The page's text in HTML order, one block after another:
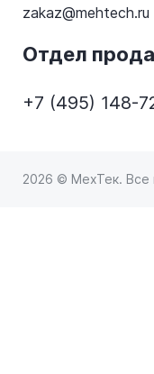
zakaz@mehtech.ru
Отдел
+7 (495) 148-
2026 © МехТек.